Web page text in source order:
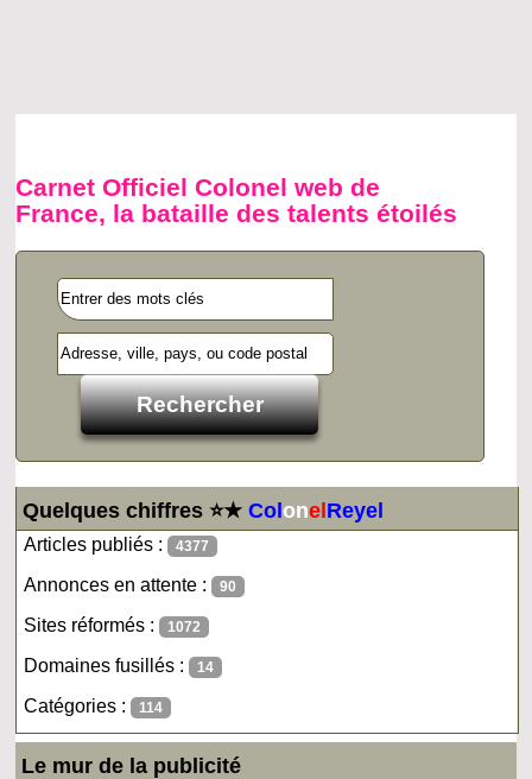
Carnet Officiel Colonel web de
France, la bataille des talents étoilés
Quelques chiffres ⭐★ColonelReyel
Articles publiés : 4377
Annonces en attente : 90
Sites réformés : 1072
Domaines fusillés : 14
Catégories : 114
Le mur de la publicité